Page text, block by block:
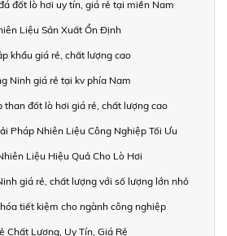
đốt lò hơi uy tín, giá rẻ tại miền Nam
Liệu Sản Xuất Ổn Định
khẩu giá rẻ, chất lượng cao
Ninh giá rẻ tại kv phía Nam
than đốt lò hơi giá rẻ, chất lượng cao
Pháp Nhiên Liệu Công Nghiệp Tối Ưu
Liệu Hiệu Quả Cho Lò Hơi
giá rẻ, chất lượng với số lượng lớn nhỏ
tiết kiệm cho ngành công nghiệp
Chất Lượng, Uy Tín, Giá Rẻ